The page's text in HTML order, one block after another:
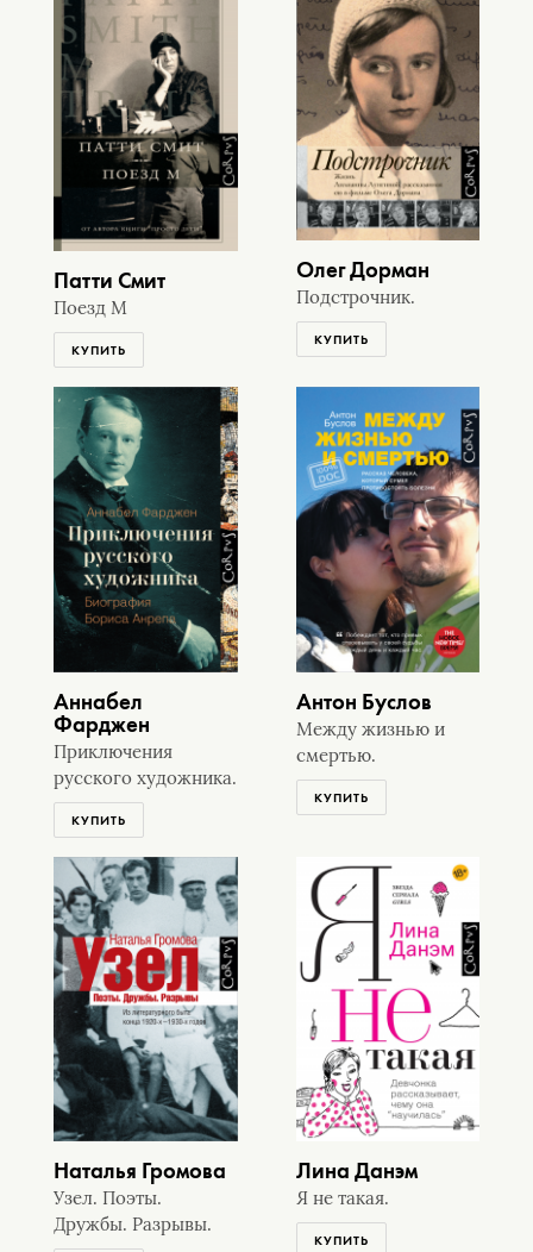
Патти Смит
Поезд М
КУПИТЬ
Олег Дорман
Подстрочник.
КУПИТЬ
Аннабел
Фарджен
Приключения
русского художника.
КУПИТЬ
Антон Буслов
Между жизнью и
смертью.
КУПИТЬ
Наталья Громова
Узел. Поэты.
Дружбы. Разрывы.
Лина Данэм
Я не такая.
КУПИТЬ